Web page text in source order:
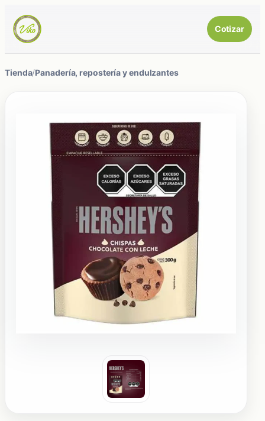
Cotizar
Tienda/Panadería, repostería y endulzantes